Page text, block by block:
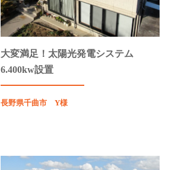
大変満足！太陽光発電システム
6.400kw設置
長野県千曲市 Y様